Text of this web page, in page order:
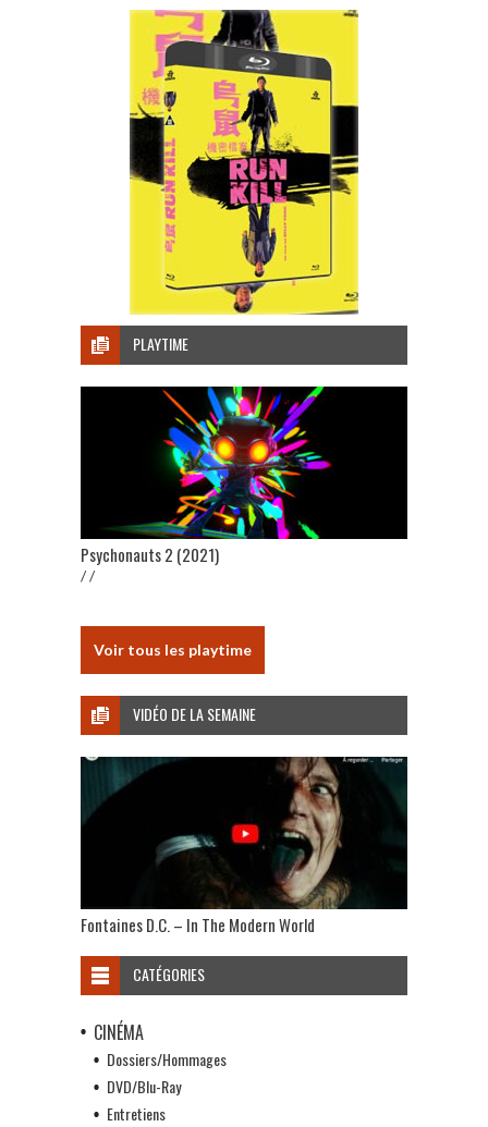
PLAYTIME
Psychonauts 2 (2021)
/ /
Voir tous les playtime
VIDÉO DE LA SEMAINE
Fontaines D.C. – In The Modern World
CATÉGORIES
CINÉMA
Dossiers/Hommages
DVD/Blu-Ray
Entretiens